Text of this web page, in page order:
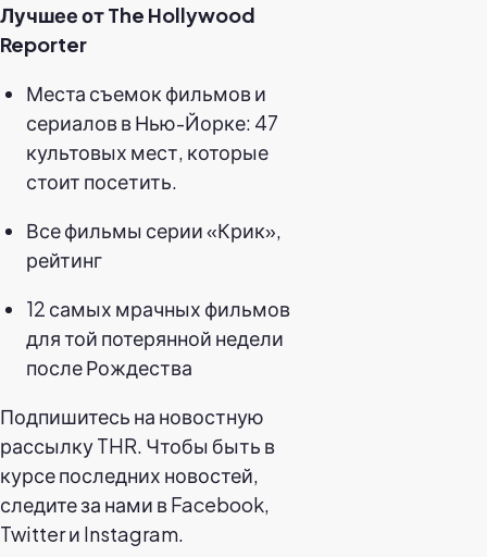
Лучшее от The Hollywood
Reporter
Места съемок фильмов и
сериалов в Нью-Йорке: 47
культовых мест, которые
стоит посетить.
Все фильмы серии «Крик»,
рейтинг
12 самых мрачных фильмов
для той потерянной недели
после Рождества
Подпишитесь на новостную
рассылку THR. Чтобы быть в
курсе последних новостей,
следите за нами в Facebook,
Twitter и Instagram.